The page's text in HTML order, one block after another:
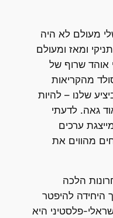
מעולם לא היה
ומאז ומעולם
אוהד שרוף של
מהקריאות
שלנו – להיות
גאה. לדעתי
ערכים
מהווים את
הלכה
היחידה להיפטר
פלסטיני היא